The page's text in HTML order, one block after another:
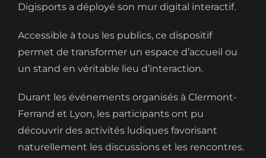
Digisports a déployé son mur digital interactif.
Accessible à tous les publics, ce dispositif
permet de transformer un espace d’accueil ou
un stand en véritable lieu d’interaction.
Durant les événements organisés à Clermont-
Ferrand et Lyon, les participants ont pu
découvrir des activités ludiques favorisant
naturellement les discussions et les rencontres.